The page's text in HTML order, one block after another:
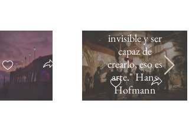
invisible y ser
capaz de
crearlo, eso es
arte." Hans
Hofmann